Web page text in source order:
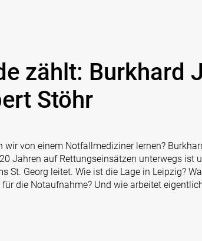
zählt: Burkhard
Stöhr
wir von einem Notfallmediziner lernen?
Jahren auf Rettungseinsätzen unterwegs ist
St. Georg leitet. Wie ist die Lage in Leipzig?
die Notaufnahme? Und wie arbeitet